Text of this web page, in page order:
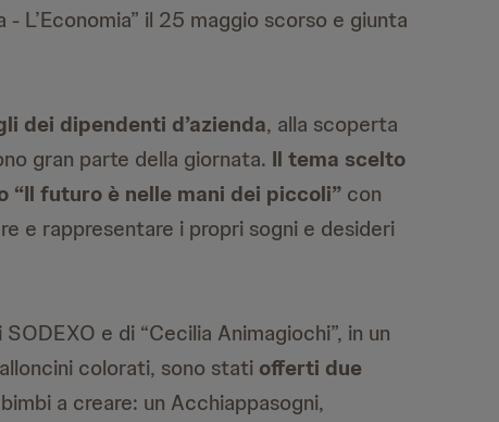
L’Economia” il 25 maggio scorso e giunta
dei dipendenti d’azienda, alla scoperta
gran parte della giornata. Il tema scelto
“Il futuro è nelle mani dei piccoli” con
e rappresentare i propri sogni e desideri
e di “Cecilia Animagiochi”, in un
colorati, sono stati offerti due
a creare: un Acchiappasogni,